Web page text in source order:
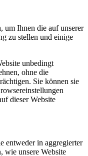
um Ihnen die auf unserer
zu stellen und einige
unbedingt
ohne die
Sie können sie
dieser Website
entweder in aggregierter
wie unsere Website